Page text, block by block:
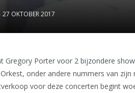
27 OKTOBER 2017
Gregory Porter voor 2 bijzondere
onder andere nummers van zijn
voor deze concerten begint